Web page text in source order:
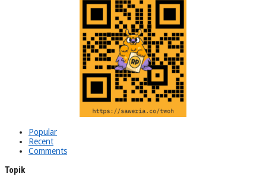
Popular
Recent
Comments
Topik